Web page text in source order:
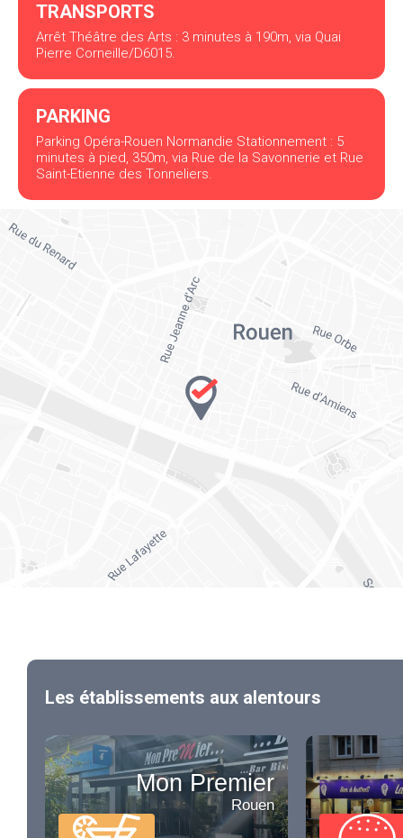
TRANSPORTS
Arrêt Théâtre des Arts : 3 minutes à 190m, via Quai
Pierre Corneille/D6015.
PARKING
Parking Opéra-Rouen Normandie Stationnement : 5
minutes à pied, 350m, via Rue de la Savonnerie et Rue
Saint-Etienne des Tonneliers.
Les établissements aux alentours
Mon Premier
Rouen